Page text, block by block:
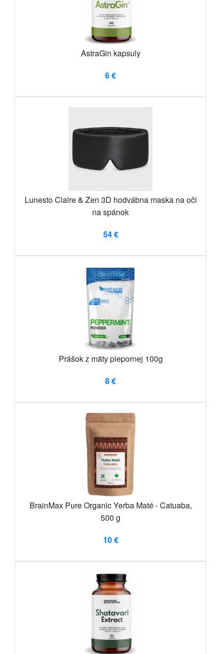
AstraGin kapsuly
6 €
Lunesto Claire & Zen 3D hodvábna maska ​​na oči
na spánok
54 €
Prášok z mäty piepornej 100g
8 €
BrainMax Pure Organic Yerba Maté - Catuaba,
500 g
10 €